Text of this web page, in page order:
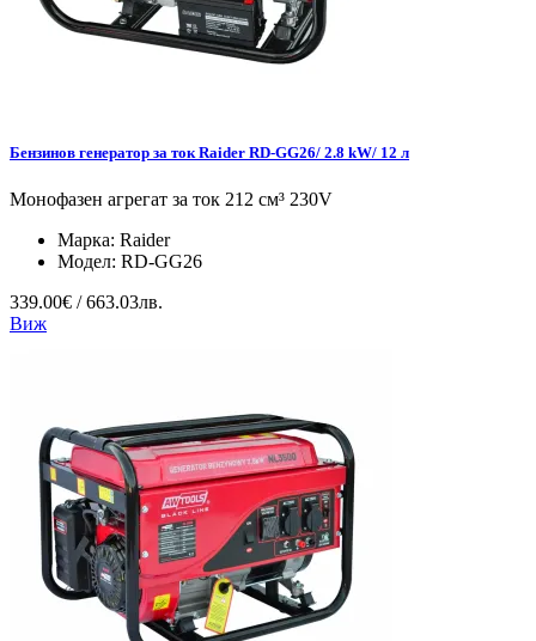
Бензинов генератор за ток Raider RD-GG26/ 2.8 kW/ 12 л
Монофазен агрегат за ток 212 см³ 230V
Марка: Raider
Модел: RD-GG26
339.00€ / 663.03лв.
Виж